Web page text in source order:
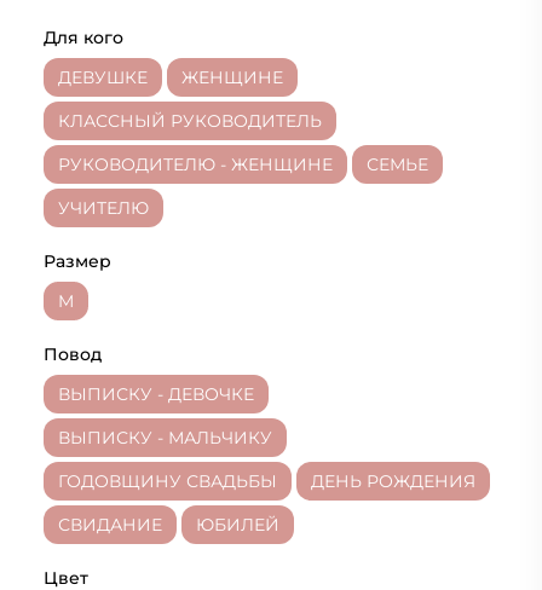
Для кого
ДЕВУШКЕ
ЖЕНЩИНЕ
КЛАССНЫЙ РУКОВОДИТЕЛЬ
РУКОВОДИТЕЛЮ - ЖЕНЩИНЕ
СЕМЬЕ
УЧИТЕЛЮ
Размер
M
Повод
ВЫПИСКУ - ДЕВОЧКЕ
ВЫПИСКУ - МАЛЬЧИКУ
ГОДОВЩИНУ СВАДЬБЫ
ДЕНЬ РОЖДЕНИЯ
СВИДАНИЕ
ЮБИЛЕЙ
Цвет